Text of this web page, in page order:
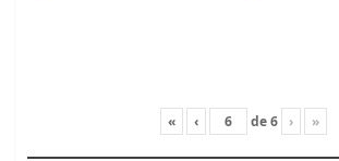
« ‹ de6 › »